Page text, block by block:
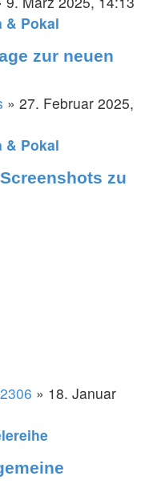
& Pokal
zur neuen
» 27. Februar 2025,
& Pokal
zu
» 18. Januar